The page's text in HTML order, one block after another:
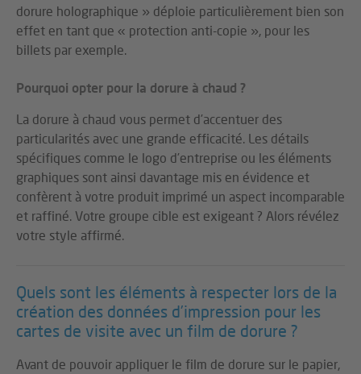
dorure holographique » déploie particulièrement bien son
effet en tant que « protection anti-copie », pour les
billets par exemple.
Pourquoi opter pour la dorure à chaud ?
La dorure à chaud vous permet d’accentuer des
particularités avec une grande efficacité. Les détails
spécifiques comme le logo d’entreprise ou les éléments
graphiques sont ainsi davantage mis en évidence et
confèrent à votre produit imprimé un aspect incomparable
et raffiné. Votre groupe cible est exigeant ? Alors révélez
votre style affirmé.
Quels sont les éléments à respecter lors de la
création des données d’impression pour les
cartes de visite avec un film de dorure ?
Avant de pouvoir appliquer le film de dorure sur le papier,